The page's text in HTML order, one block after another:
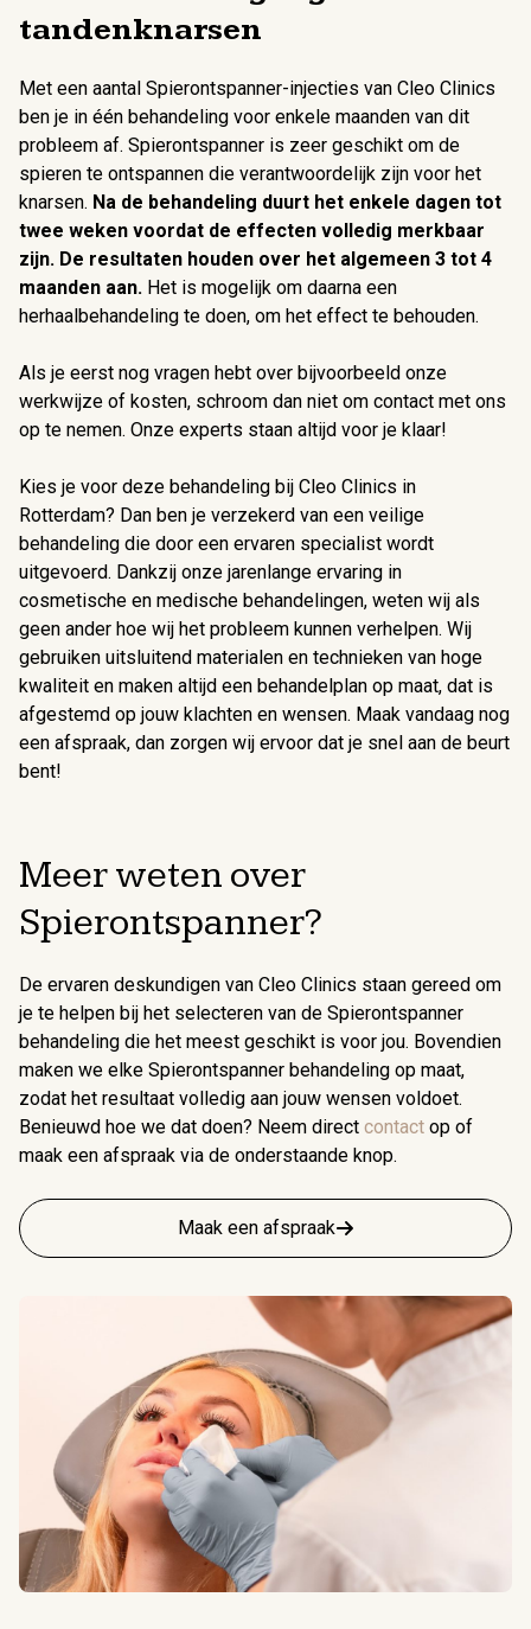
tandenknarsen
Met een aantal Spierontspanner-injecties van Cleo Clinics
ben je in één behandeling voor enkele maanden van dit
probleem af. Spierontspanner is zeer geschikt om de
spieren te ontspannen die verantwoordelijk zijn voor het
knarsen. Na de behandeling duurt het enkele dagen tot
twee weken voordat de effecten volledig merkbaar
zijn. De resultaten houden over het algemeen 3 tot 4
maanden aan. Het is mogelijk om daarna een
herhaalbehandeling te doen, om het effect te behouden.
Als je eerst nog vragen hebt over bijvoorbeeld onze
werkwijze of kosten, schroom dan niet om contact met ons
op te nemen. Onze experts staan altijd voor je klaar!
Kies je voor deze behandeling bij Cleo Clinics in
Rotterdam? Dan ben je verzekerd van een veilige
behandeling die door een ervaren specialist wordt
uitgevoerd. Dankzij onze jarenlange ervaring in
cosmetische en medische behandelingen, weten wij als
geen ander hoe wij het probleem kunnen verhelpen. Wij
gebruiken uitsluitend materialen en technieken van hoge
kwaliteit en maken altijd een behandelplan op maat, dat is
afgestemd op jouw klachten en wensen. Maak vandaag nog
een afspraak, dan zorgen wij ervoor dat je snel aan de beurt
bent!
Meer weten over
Spierontspanner?
De ervaren deskundigen van Cleo Clinics staan gereed om
je te helpen bij het selecteren van de Spierontspanner
behandeling die het meest geschikt is voor jou. Bovendien
maken we elke Spierontspanner behandeling op maat,
zodat het resultaat volledig aan jouw wensen voldoet.
Benieuwd hoe we dat doen? Neem direct contact op of
maak een afspraak via de onderstaande knop.
Maak een afspraak